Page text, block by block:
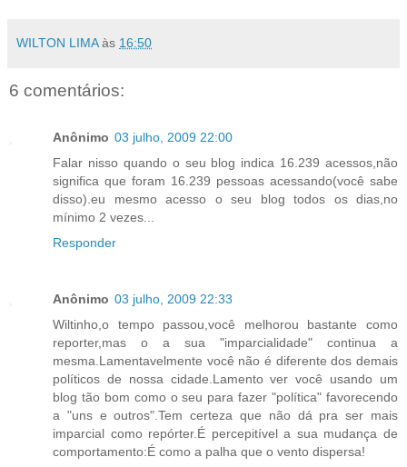
WILTON LIMA às 16:50
6 comentários:
Anônimo 03 julho, 2009 22:00
Falar nisso quando o seu blog indica 16.239 acessos,não
significa que foram 16.239 pessoas acessando(você sabe
disso).eu mesmo acesso o seu blog todos os dias,no
mínimo 2 vezes...
Responder
Anônimo 03 julho, 2009 22:33
Wiltinho,o tempo passou,você melhorou bastante como
reporter,mas o a sua "imparcialidade" continua a
mesma.Lamentavelmente você não é diferente dos demais
políticos de nossa cidade.Lamento ver você usando um
blog tão bom como o seu para fazer "política" favorecendo
a "uns e outros".Tem certeza que não dá pra ser mais
imparcial como repórter.É percepitível a sua mudança de
comportamento:É como a palha que o vento dispersa!